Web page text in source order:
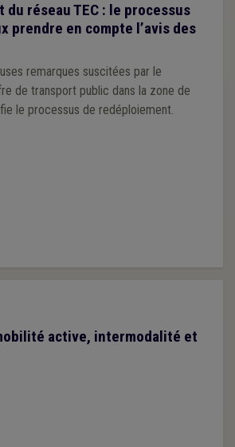
du réseau TEC : le processus
prendre en compte l’avis des
remarques suscitées par le
de transport public dans la zone de
le processus de redéploiement.
active, intermodalité et